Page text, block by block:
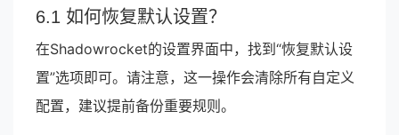
6.1 如何恢复默认设置？
在Shadowrocket的设置界面中，找到“恢复默认设
置”选项即可。请注意，这一操作会清除所有自定义
配置，建议提前备份重要规则。